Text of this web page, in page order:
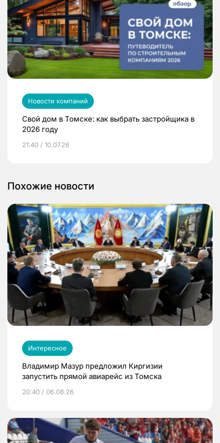
Новости компаний
Свой дом в Томске: как выбрать застройщика в
2026 году
21:40 / 10.07.26
Похожие новости
Интересное
Владимир Мазур предложил Киргизии
запустить прямой авиарейс из Томска
20:40 / 06.08.26